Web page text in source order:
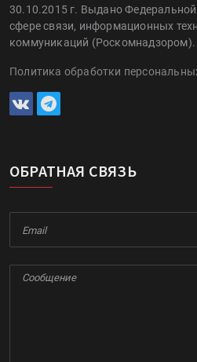
30.10.2015 г. Выдано
сфере связи, информационных
коммуникаций (Роскомнадзором).
Политика обработки
ОБРАТНАЯ СВЯЗЬ